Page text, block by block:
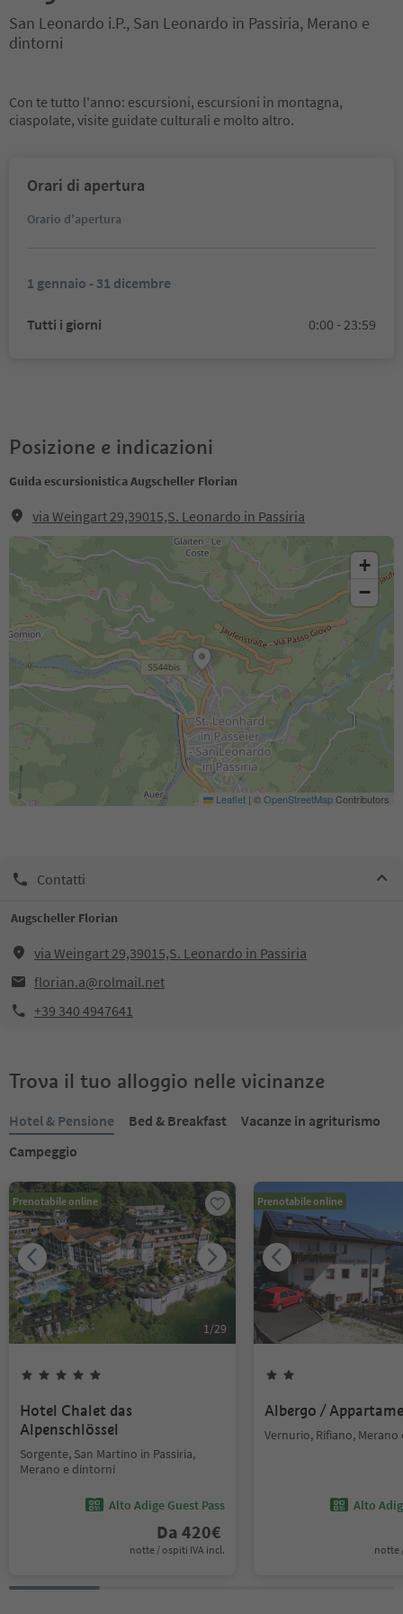
San Leonardo i.P., San Leonardo in Passiria, Merano e
dintorni
Con te tutto l'anno: escursioni, escursioni in montagna,
ciaspolate, visite guidate culturali e molto altro.
Orari di apertura
Orario d'apertura
1 gennaio - 31 dicembre
Tutti i giorni 0:00 - 23:59
Posizione e indicazioni
Guida escursionistica Augscheller Florian
via Weingart 29,39015,S. Leonardo in Passiria
+
−
Leaflet | ©OpenStreetMapContributors
Contatti
Augscheller Florian
via Weingart 29,39015,S. Leonardo in Passiria
florian.a@rolmail.net
+39 340 4947641
Trova il tuo alloggio nelle vicinanze
Hotel & Pensione Bed & Breakfast
Vacanze in agriturismo
Campeggio
Prenotabile online
1/29
Hotel Chalet das
Alpenschlössel
Sorgente, San Martino in Passiria,
Merano e dintorni
Alto Adige Guest Pass
Da 420€
notte / ospiti IVA incl.
Prenotabile online
Albergo /
Vernurio, Rifiano,
Alto
notte